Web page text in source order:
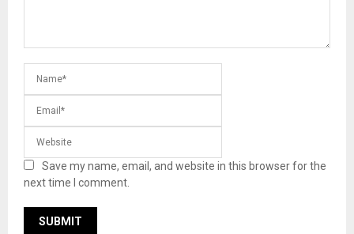
Save my name, email, and website in this browser for the
next time I comment.